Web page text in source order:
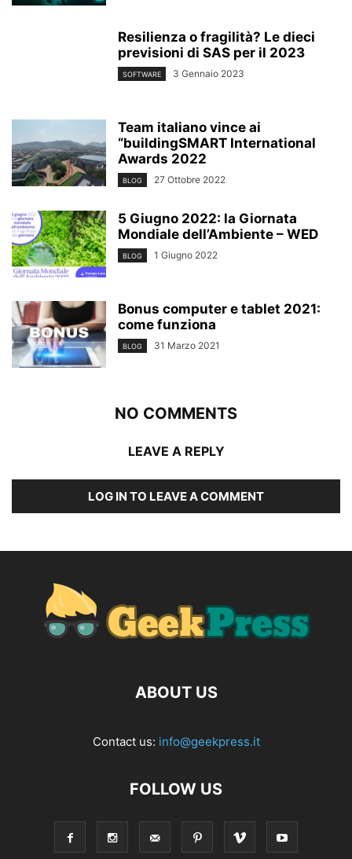
Resilienza o fragilità? Le dieci
previsioni di SAS per il 2023
SOFTWARE 3 Gennaio 2023
Team italiano vince ai
“buildingSMART International
Awards 2022
BLOG 27 Ottobre 2022
5 Giugno 2022: la Giornata
Mondiale dell’Ambiente – WED
BLOG 1 Giugno 2022
Bonus computer e tablet 2021:
come funziona
BLOG 31 Marzo 2021
NO COMMENTS
LEAVE A REPLY
LOG IN TO LEAVE A COMMENT
ABOUT US
Contact us: info@geekpress.it
FOLLOW US